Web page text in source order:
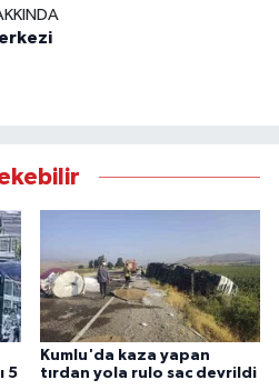
5
Kumlu'da kaza yapan
tırdan yola rulo sac devrildi